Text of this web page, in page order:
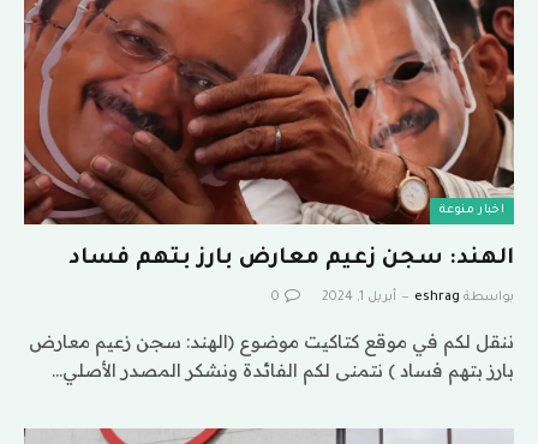
اخبار منوعة
الهند: سجن زعيم معارض بارز بتهم فساد
بواسطة eshrag أبريل 1, 2024 0
ننقل لكم في موقع كتاكيت موضوع (الهند: سجن زعيم معارض
بارز بتهم فساد ) نتمنى لكم الفائدة ونشكر المصدر الأصلي…